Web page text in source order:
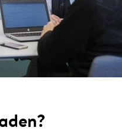
Energi (MWh)